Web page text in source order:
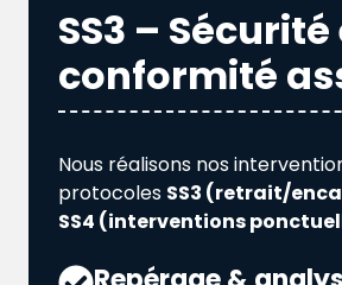
SS3 – Sécurité
conformité
Nous réalisons nos
protocoles SS3 (retrait/
SS4 (interventions